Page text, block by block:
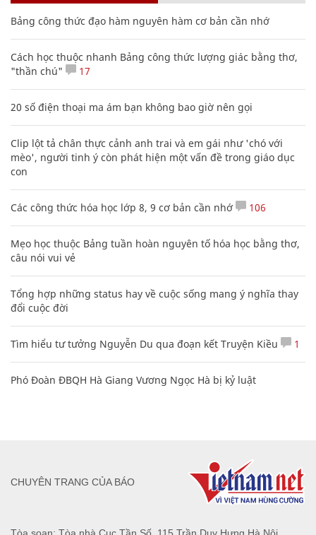
Bảng công thức đạo hàm nguyên hàm cơ bản cần nhớ
Cách học thuộc nhanh Bảng công thức lượng giác bằng thơ,
"thần chú"
17
20 số điện thoại ma ám bạn không bao giờ nên gọi
Clip lột tả chân thực cảnh anh trai và em gái như 'chó với
mèo', người tinh ý còn phát hiện một vấn đề trong giáo dục
con
Các công thức hóa học lớp 8, 9 cơ bản cần nhớ 106
Mẹo học thuộc Bảng tuần hoàn nguyên tố hóa học bằng thơ,
câu nói vui vẻ
Tổng hợp những status hay về cuộc sống mang ý nghĩa thay
đổi cuộc đời
Tìm hiểu tư tưởng Nguyễn Du qua đoạn kết Truyện Kiều 1
Phó Đoàn ĐBQH Hà Giang Vương Ngọc Hà bị kỷ luật
CHUYÊN TRANG CỦA BÁO